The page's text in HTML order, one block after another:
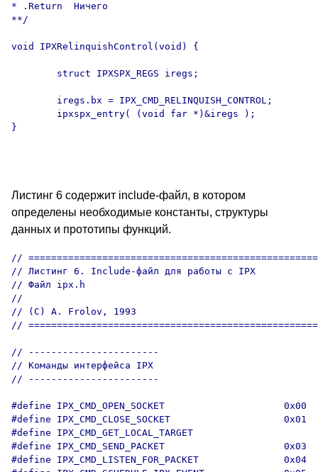
* .Return  Ничего
**/
void IPXRelinquishControl(void) {
        struct IPXSPX_REGS iregs;
        iregs.bx = IPX_CMD_RELINQUISH_CONTROL;
        ipxspx_entry( (void far *)&iregs );
}
Листинг 6 содержит include-файл, в котором
определены необходимые константы, структуры
данных и прототипы функций.
// ===================================================
// Листинг 6. Include-файл для работы с IPX
// Файл ipx.h
//
// (C) A. Frolov, 1993
// ===================================================
// -----------------------
// Команды интерфейса IPX
// -----------------------
#define IPX_CMD_OPEN_SOCKET                     0x00
#define IPX_CMD_CLOSE_SOCKET                    0x01
#define IPX_CMD_GET_LOCAL_TARGET
#define IPX_CMD_SEND_PACKET                     0x03
#define IPX_CMD_LISTEN_FOR_PACKET               0x04